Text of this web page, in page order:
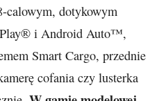
calowym, dotykowym
i Android Auto™,
Smart Cargo, przednie
cofania czy lusterka